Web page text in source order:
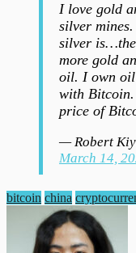
I love gold
silver
silver
more gold
oil. I own oil
with
price of
— Robert
March 14,
bitcoin china